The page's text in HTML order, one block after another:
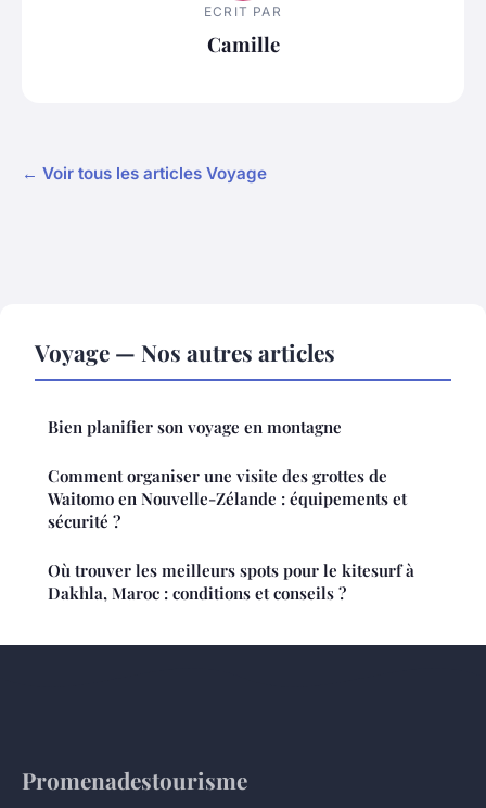
ECRIT PAR
Camille
← Voir tous les articles Voyage
Voyage — Nos autres articles
Bien planifier son voyage en montagne
Comment organiser une visite des grottes de
Waitomo en Nouvelle-Zélande : équipements et
sécurité ?
Où trouver les meilleurs spots pour le kitesurf à
Dakhla, Maroc : conditions et conseils ?
Promenadestourisme